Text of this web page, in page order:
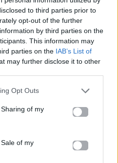
to third parties prior to
opt-out of the further
by third parties on the
This information may
parties on the IAB’s List of
may further disclose it to other
Opt Outs
of my
of my
Ηλεκτρικά πατίνια:
Μεταφορικό μέσο ή
«παγίδα» θανάτου;
Οδηγός ασφαλούς
μετακίνησης
12.05.2026